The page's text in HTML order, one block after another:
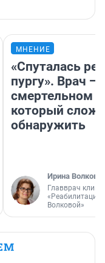
МНЕНИЕ
«Спуталась
пургу». Врач —
смертельном
который
обнаружить
Ирина Волкова
Главврач
«Реабилитация
Волковой»